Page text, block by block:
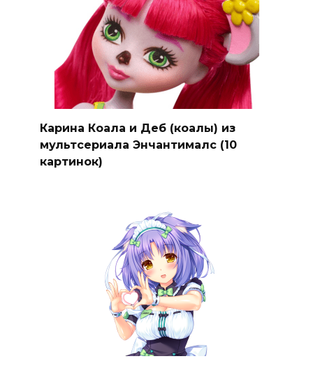
Карина Коала и Деб (коалы) из
мультсериала Энчантималс (10
картинок)